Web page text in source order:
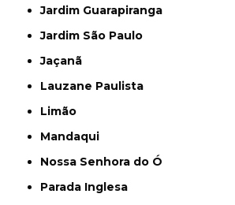
Jardim Guarapiranga
Jardim São Paulo
Jaçanã
Lauzane Paulista
Limão
Mandaqui
Nossa Senhora do Ó
Parada Inglesa